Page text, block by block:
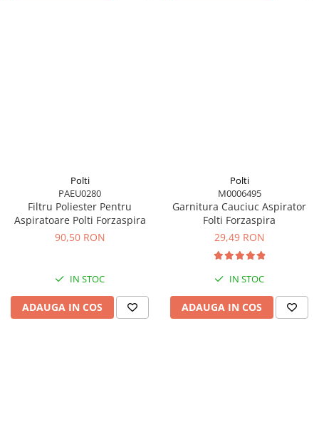
Polti
PAEU0280
Filtru Poliester Pentru
Aspiratoare Polti Forzaspira
90,50 RON
IN STOC
ADAUGA IN COS
Polti
M0006495
Garnitura Cauciuc Aspirator
Folti Forzaspira
29,49 RON
IN STOC
ADAUGA IN COS